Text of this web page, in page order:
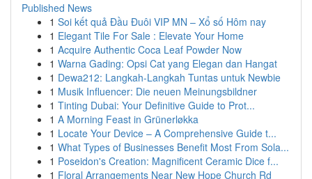
Published News
1 Soi kết quả Đầu Đuôi VIP MN – Xổ số Hôm nay
1 Elegant Tile For Sale : Elevate Your Home
1 Acquire Authentic Coca Leaf Powder Now
1 Warna Gading: Opsi Cat yang Elegan dan Hangat
1 Dewa212: Langkah-Langkah Tuntas untuk Newbie
1 Musik Influencer: Die neuen Meinungsbildner
1 Tinting Dubai: Your Definitive Guide to Prot...
1 A Morning Feast in Grünerløkka
1 Locate Your Device – A Comprehensive Guide t...
1 What Types of Businesses Benefit Most From Sola...
1 Poseidon's Creation: Magnificent Ceramic Dice f...
1 Floral Arrangements Near New Hope Church Rd